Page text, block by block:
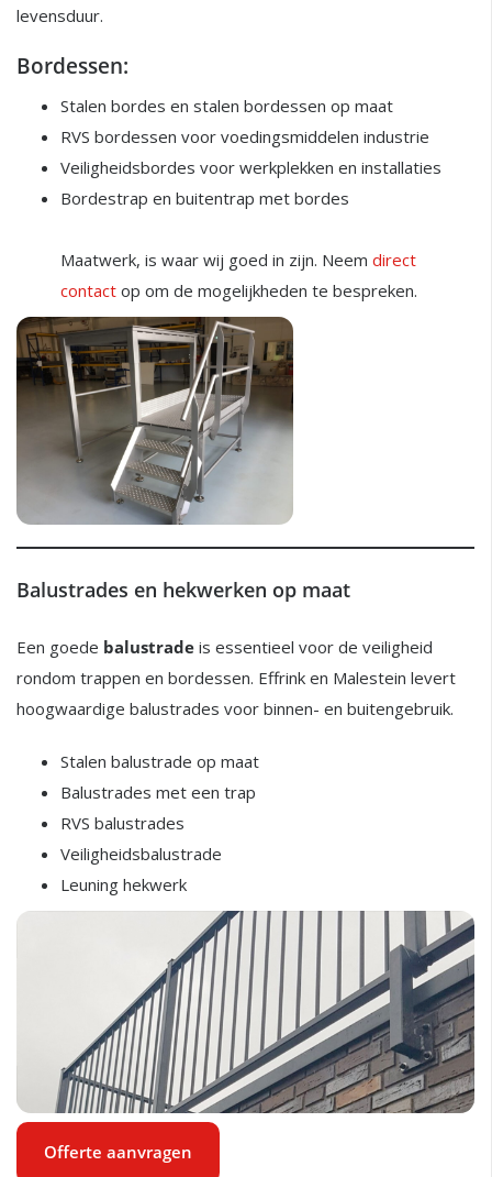
levensduur.
Bordessen:
Stalen bordes en stalen bordessen op maat
RVS bordessen voor voedingsmiddelen industrie
Veiligheidsbordes voor werkplekken en installaties
Bordestrap en buitentrap met bordes
Maatwerk, is waar wij goed in zijn. Neem direct
contact op om de mogelijkheden te bespreken.
Balustrades en hekwerken op maat
Een goede balustrade is essentieel voor de veiligheid
rondom trappen en bordessen. Effrink en Malestein levert
hoogwaardige balustrades voor binnen- en buitengebruik.
Stalen balustrade op maat
Balustrades met een trap
RVS balustrades
Veiligheidsbalustrade
Leuning hekwerk
Offerte aanvragen